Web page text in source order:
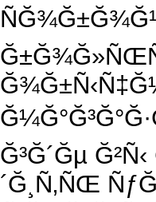
Ğ³Ğ´Ğµ
´Ğ¸Ñ‚ÑŒ